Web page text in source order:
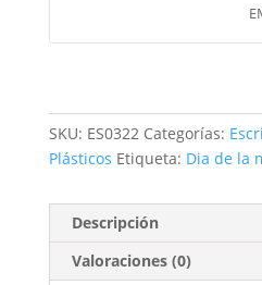
SKU: ES0322 Categorías:
Plásticos Etiqueta: Dia de la
Descripción
Valoraciones (0)